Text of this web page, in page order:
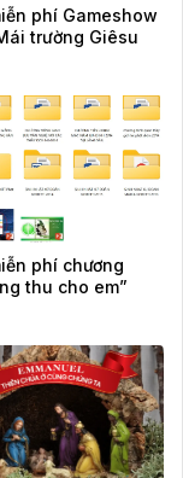
phí Gameshow
trường Giêsu
phí chương
thu cho em”